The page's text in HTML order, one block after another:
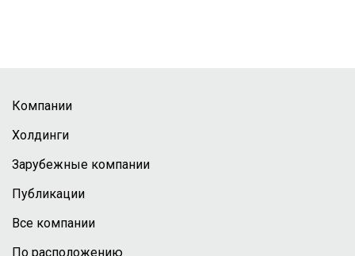
Компании
Холдинги
Зарубежные компании
Публикации
Все компании
По расположению